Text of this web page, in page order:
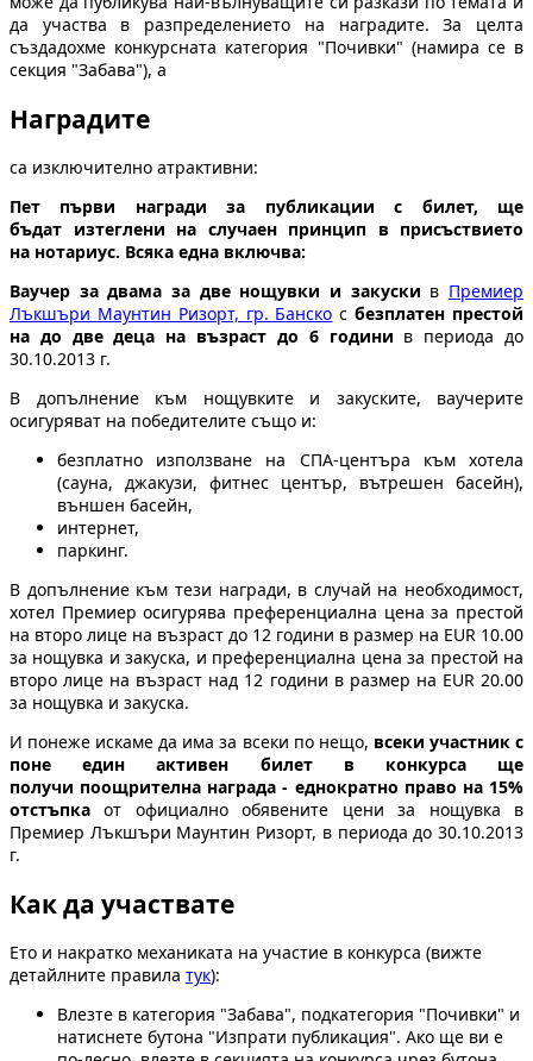
да участва в разпределението на наградите. За целта
създадохме конкурсната категория "Почивки" (намира се в
секция "Забава"), а
Наградите
са изключително атрактивни:
Пет първи награди за публикации с билет, ще
бъдат изтеглени на случаен принцип в присъствието
на нотариус. Всяка една включва:
Ваучер за двама за две нощувки и закуски в Премиер
Лъкшъри Маунтин Ризорт, гр. Банско сбезплатен престой
на до две деца на възраст до 6 години в периода до
30.10.2013 г.
В допълнение към нощувките и закуските, ваучерите
осигуряват на победителите също и:
безплатно използване на СПА-центъра към хотела
(сауна, джакузи, фитнес център, вътрешен басейн),
външен басейн,
интернет,
паркинг.
В допълнение към тези награди, в случай на необходимост,
хотел Премиер осигурява преференциална цена за престой
на второ лице на възраст до 12 години в размер на EUR 10.00
за нощувка и закуска, и преференциална цена за престой на
второ лице на възраст над 12 години в размер на EUR 20.00
за нощувка и закуска.
И понеже искаме да има за всеки по нещо, всеки участник с
поне един активен билет
в конкурса ще
получи поощрителна награда - еднократно право на 15%
отстъпка от официално обявените цени за нощувка в
Премиер Лъкшъри Маунтин Ризорт, в периода до 30.10.2013
г.
Как да участвате
Ето и накратко механиката на участие в конкурса (вижте
детайлните правила тук):
Влезте в категория "Забава", подкатегория "Почивки" и
натиснете бутона "Изпрати публикация". Ако ще ви е